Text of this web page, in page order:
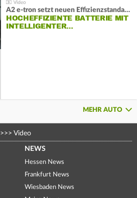
A2 e-tron setzt neuen Effizienzstandard bei Audi
HOCHEFFIZIENTE BATTERIE MIT
INTELLIGENTER…
MEHR AUTO
>>> Video
NEWS
Hessen News
Frankfurt News
Wiesbaden News